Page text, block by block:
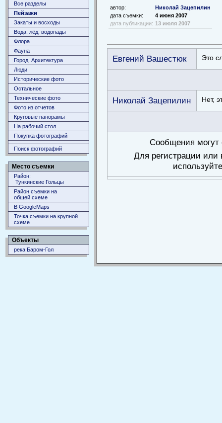
Все разделы
Пейзажи
Закаты и восходы
Вода, лёд, водопады
Флора
Фауна
Город. Архитектура
Люди
Исторические фото
Остальное
Технические фото
Фото из отчетов
Круговые панорамы
На рабочий стол
Покупка фотографий
Поиск фотографий
Место съемки
Район:
Тункинские Гольцы
Район съемки на
общей схеме
В GoogleMaps
Точка съемки на крупной
схеме
Объекты
река Баром-Гол
автор:
Николай Зацепилин
дата съемки:
4 июня 2007
дата публикации: 13 июля 2007
Евгений Вашестюк Это
Николай Зацепилин Нет,
Сообщения могут
Для регистрации или